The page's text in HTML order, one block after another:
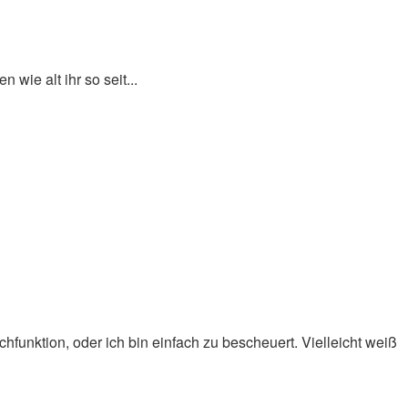
wie alt ihr so seit...
oder ich bin einfach zu bescheuert. Vielleicht weiß